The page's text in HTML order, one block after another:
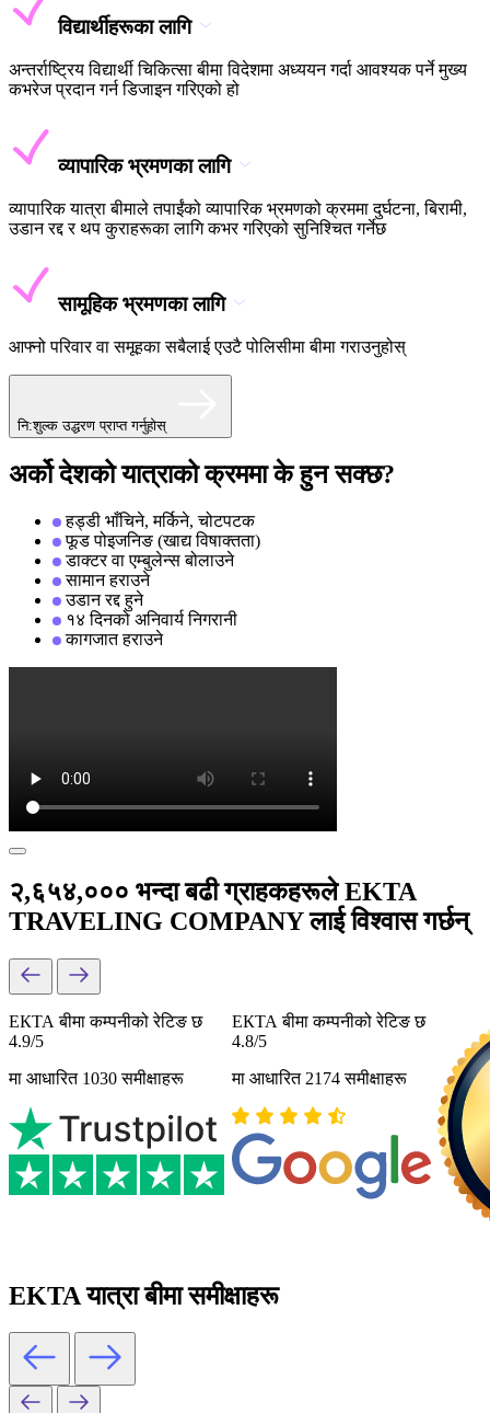
विद्यार्थीहरूका लागि
अन्तर्राष्ट्रिय विद्यार्थी चिकित्सा बीमा विदेशमा अध्ययन गर्दा आवश्यक पर्ने मुख्य
कभरेज प्रदान गर्न डिजाइन गरिएको हो
व्यापारिक भ्रमणका लागि
व्यापारिक यात्रा बीमाले तपाईंको व्यापारिक भ्रमणको क्रममा दुर्घटना, बिरामी,
उडान रद्द र थप कुराहरूका लागि कभर गरिएको सुनिश्चित गर्नेछ
सामूहिक भ्रमणका लागि
आफ्नो परिवार वा समूहका सबैलाई एउटै पोलिसीमा बीमा गराउनुहोस्
नि:शुल्क उद्धरण प्राप्त गर्नुहोस्
अर्को देशको यात्राको क्रममा के हुन सक्छ?
हड्डी भाँचिने, मर्किने, चोटपटक
फूड पोइजनिङ (खाद्य विषाक्तता)
डाक्टर वा एम्बुलेन्स बोलाउने
सामान हराउने
उडान रद्द हुने
१४ दिनको अनिवार्य निगरानी
कागजात हराउने
२,६५४,००० भन्दा बढी ग्राहकहरूले EKTA
TRAVELING COMPANY लाई विश्वास गर्छन्
ЕКТА बीमा कम्पनीको रेटिङ छ
4.9/5
मा आधारित 1030 समीक्षाहरू
ЕКТА बीमा कम्पनीको रेटिङ छ
4.8/5
मा आधारित 2174 समीक्षाहरू
EKTA यात्रा बीमा समीक्षाहरू